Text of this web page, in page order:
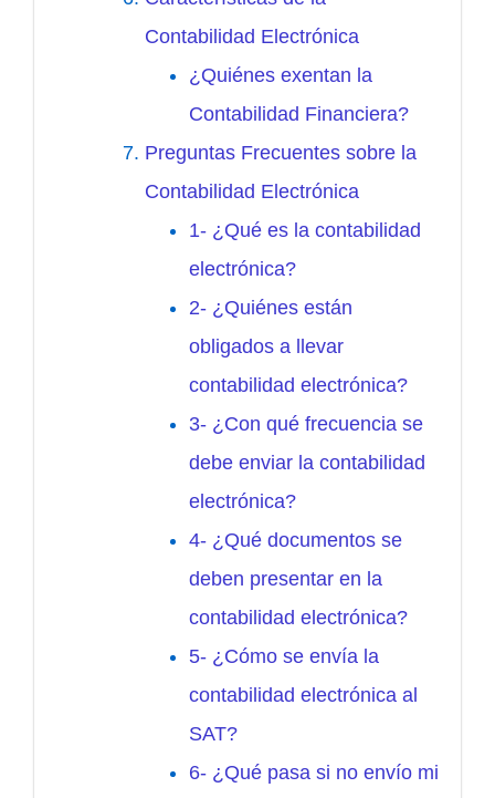
Contabilidad Electrónica
¿Quiénes exentan la
Contabilidad Financiera?
Preguntas Frecuentes sobre la
Contabilidad Electrónica
1- ¿Qué es la contabilidad
electrónica?
2- ¿Quiénes están
obligados a llevar
contabilidad electrónica?
3- ¿Con qué frecuencia se
debe enviar la contabilidad
electrónica?
4- ¿Qué documentos se
deben presentar en la
contabilidad electrónica?
5- ¿Cómo se envía la
contabilidad electrónica al
SAT?
6- ¿Qué pasa si no envío mi